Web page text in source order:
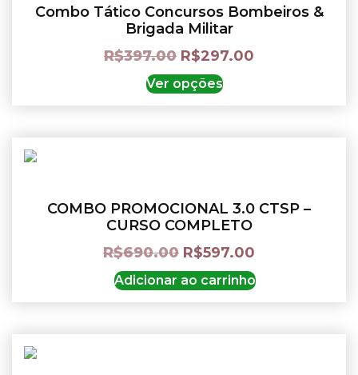
Combo Tático Concursos Bombeiros &
Brigada Militar
R$397.00 R$297.00
Ver opções
COMBO PROMOCIONAL 3.0 CTSP –
CURSO COMPLETO
R$690.00 R$597.00
Adicionar ao carrinho